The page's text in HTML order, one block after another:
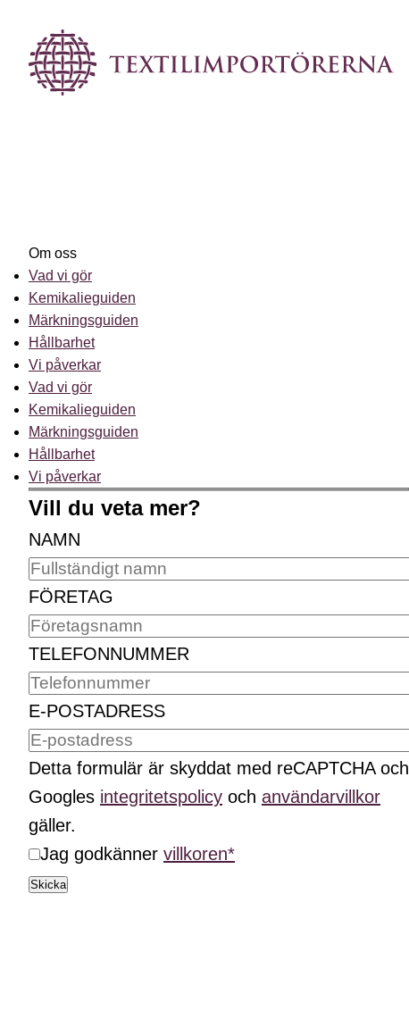
Om oss
Vad vi gör
Kemikalieguiden
Märkningsguiden
Hållbarhet
Vi påverkar
Vad vi gör
Kemikalieguiden
Märkningsguiden
Hållbarhet
Vi påverkar
Vill du veta mer?
NAMN
FÖRETAG
TELEFONNUMMER
E-POSTADRESS
Detta formulär är skyddat med reCAPTCHA och
Googles integritetspolicy och användarvillkor
gäller.
Jag godkänner villkoren*
Skicka